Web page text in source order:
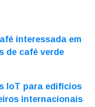
interessada em
de café verde
IoT para edifícios
internacionais